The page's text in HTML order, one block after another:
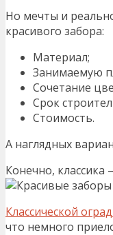
Но мечты и
красивого забора:
Материал;
Занимаемую
Сочетание
Срок
Стоимость.
А наглядных
Конечно,
Классической
что немного